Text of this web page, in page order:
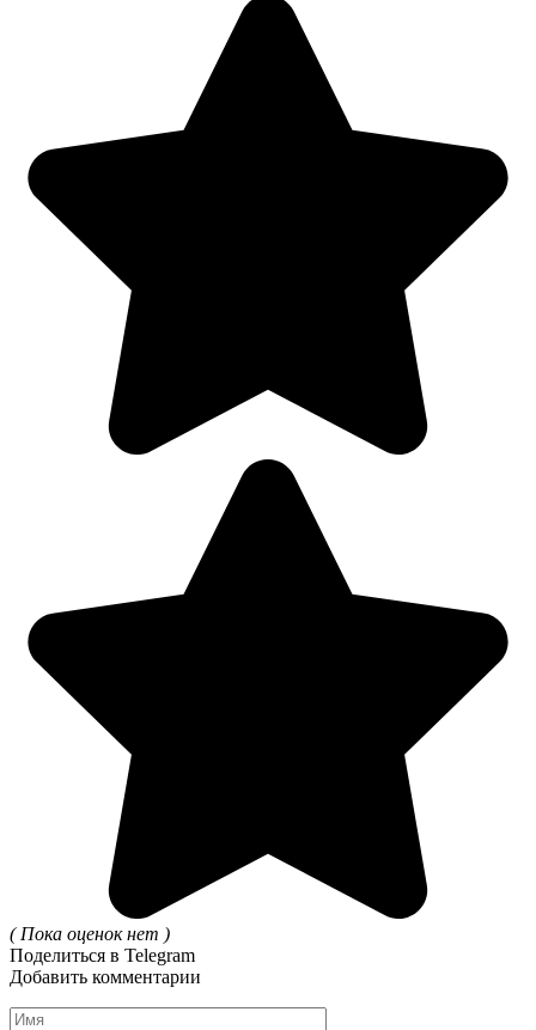
( Пока оценок нет )
Поделиться в Telegram
Добавить комментарии
Имя